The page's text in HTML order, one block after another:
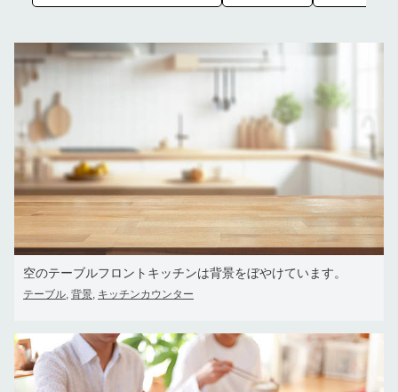
空のテーブルフロントキッチンは背景をぼやけています。
テーブル, 背景, キッチンカウンター